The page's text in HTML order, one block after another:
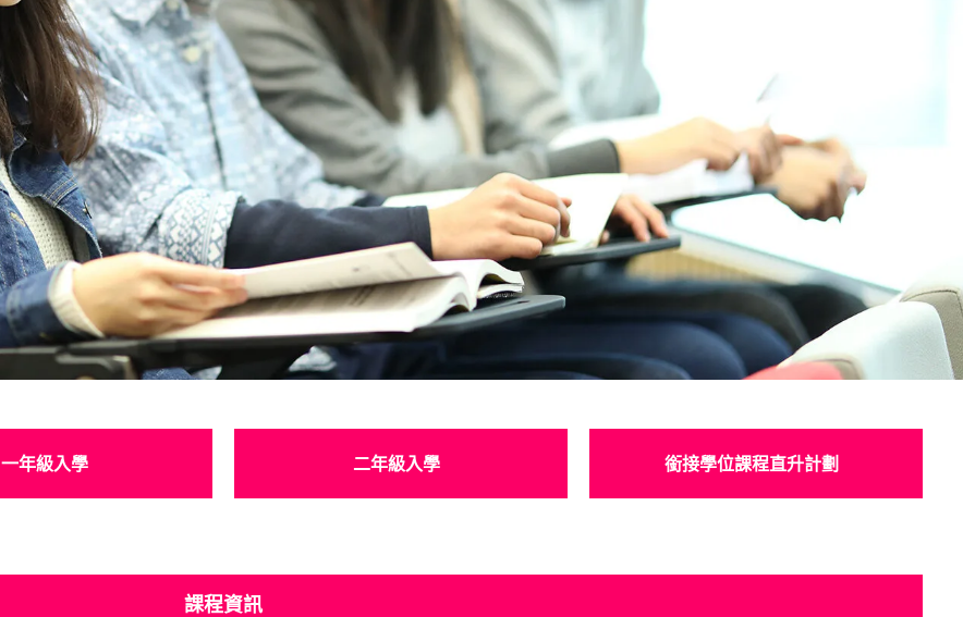
一年級入學 二年級入學 銜接學位課程直升計劃
課程資訊